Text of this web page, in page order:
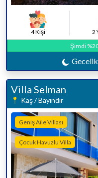
4 Kişi 2
Şimdi
Villa Selman
Kaş / Bayındır
Geniş Aile Villası
Çocuk Havuzlu Villa